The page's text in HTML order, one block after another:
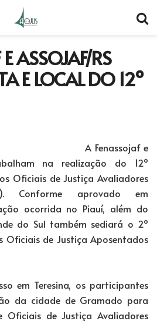
ASSOJAF/RS
E LOCAL DO 12º
A Fenassojaf e
na realização do 12º
Oficiais de Justiça Avaliadores
Conforme aprovado em
ocorrida no Piauí, além do
do Sul também sediará o 2º
Oficiais de Justiça Aposentados
em Teresina, os participantes
da cidade de Gramado para
Oficiais de Justiça Avaliadores